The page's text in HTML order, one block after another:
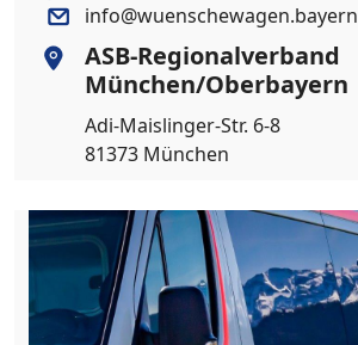
info@wuenschewagen.bayern
ASB-Regionalverband
München/Oberbayern
Adi-Maislinger-Str. 6-8
81373 München